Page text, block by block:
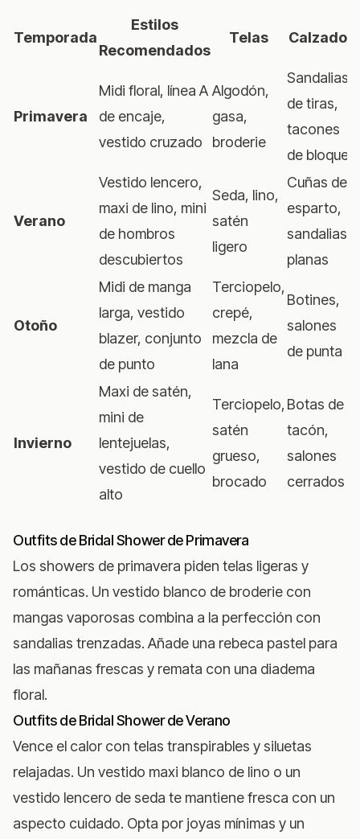
Temporada
Estilos
Recomendados
Telas Calzado
Primavera
Midi floral, línea A
de encaje,
vestido cruzado
Algodón,
gasa,
broderie
Sandalias
de tiras,
tacones
de bloque
Verano
Vestido lencero,
maxi de lino, mini
de hombros
descubiertos
Seda, lino,
satén
ligero
Cuñas de
esparto,
sandalias
planas
Otoño
Midi de manga
larga, vestido
blazer, conjunto
de punto
Terciopelo,
crepé,
mezcla de
lana
Botines,
salones
de punta
Invierno
Maxi de satén,
mini de
lentejuelas,
vestido de cuello
alto
Terciopelo,
satén
grueso,
brocado
Botas de
tacón,
salones
cerrados
Outfits de Bridal Shower de Primavera
Los showers de primavera piden telas ligeras y
románticas. Un vestido blanco de broderie con
mangas vaporosas combina a la perfección con
sandalias trenzadas. Añade una rebeca pastel para
las mañanas frescas y remata con una diadema
floral.
Outfits de Bridal Shower de Verano
Vence el calor con telas transpirables y siluetas
relajadas. Un vestido maxi blanco de lino o un
vestido lencero de seda te mantiene fresca con un
aspecto cuidado. Opta por joyas mínimas y un